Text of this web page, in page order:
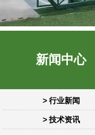
新闻中心
> 行业新闻
> 技术资讯